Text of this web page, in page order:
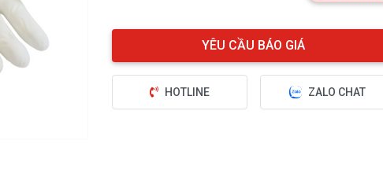
HOTLINE ZALO CHAT